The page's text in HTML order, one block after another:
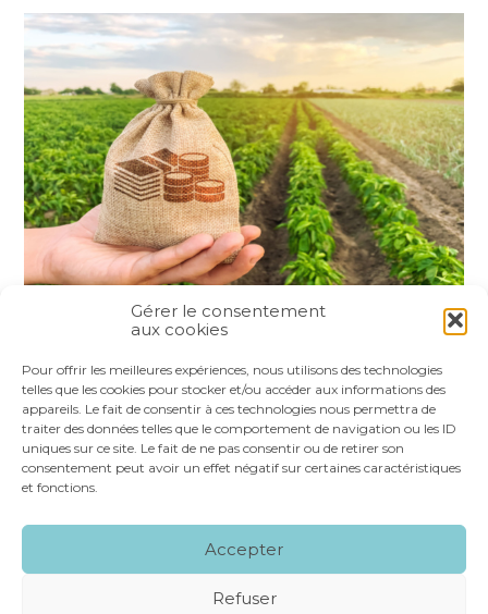
Gérer le consentement
aux cookies
Pour offrir les meilleures expériences, nous utilisons des technologies
telles que les cookies pour stocker et/ou accéder aux informations des
appareils. Le fait de consentir à ces technologies nous permettra de
traiter des données telles que le comportement de navigation ou les ID
uniques sur ce site. Le fait de ne pas consentir ou de retirer son
consentement peut avoir un effet négatif sur certaines caractéristiques
et fonctions.
Accepter
Refuser
FaceBook
TwitterLinkedIn
Footer
NOS SERVICES
NOS SPÉCIALITÉS
RECRUTEMENT CONTACT